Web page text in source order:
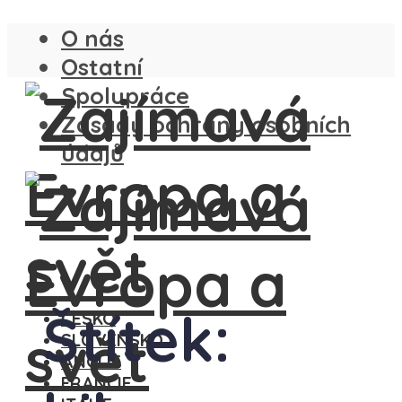
O nás
Ostatní
Spolupráce
Zásady ochrany osobních
údajů
ČESKO
SLOVENSKO
ANGLIE
FRANCIE
Štítek: